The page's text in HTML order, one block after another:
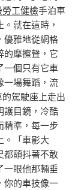
勞工健檢手泊車
就在這時，
優雅地從網格
的摩擦聲，它
一個只有它車
一場舞蹈，流
駕駛座上走出
護目鏡，冷酷
精準，每一步
。「車影大
都顫抖著不敢
一眼他那輛垂
你的車技像一